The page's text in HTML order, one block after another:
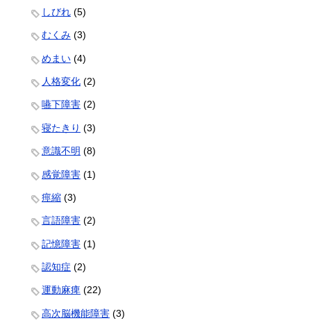
しびれ (5)
むくみ (3)
めまい (4)
人格変化 (2)
嚥下障害 (2)
寝たきり (3)
意識不明 (8)
感覚障害 (1)
痙縮 (3)
言語障害 (2)
記憶障害 (1)
認知症 (2)
運動麻痺 (22)
高次脳機能障害 (3)